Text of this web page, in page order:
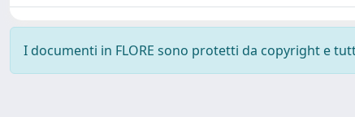
I documenti in FLORE sono protetti da copyright e